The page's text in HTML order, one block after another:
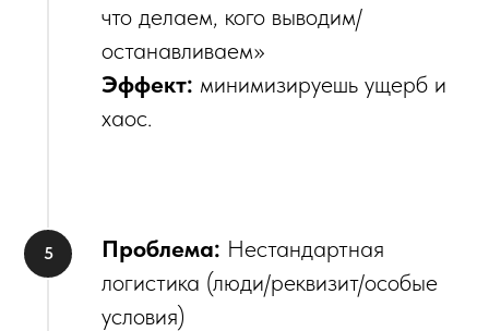
что делаем, кого выводим/
останавливаем»
Эффект: минимизируешь ущерб и
хаос.
Проблема: Нестандартная
логистика (люди/реквизит/особые
условия)